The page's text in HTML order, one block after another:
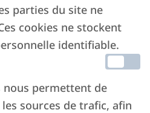
parties du site ne
cookies ne stockent
identifiable.
nous permettent de
sources de trafic, afin